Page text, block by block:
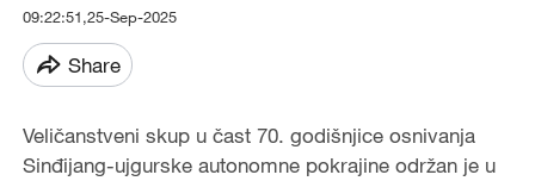
09:22:51,25-Sep-2025
Share
Veličanstveni skup u čast 70. godišnjice osnivanja
Sinđijang-ujgurske autonomne pokrajine održan je u